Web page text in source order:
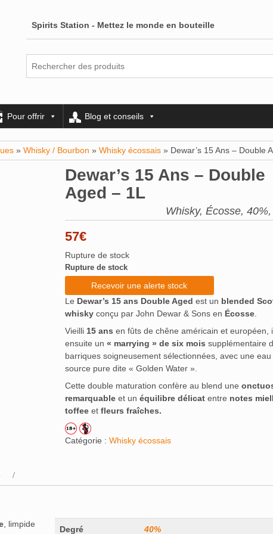
Spirits Station - Mettez le monde en bouteille
Pour offrir Blog et conseils
» Whisky / Bourbon » Whisky écossais » Dewar’s 15 Ans – Double
Dewar’s 15 Ans – Double
Aged – 1L
Whisky, Écosse,
57€
Rupture de stock
Rupture de stock
Recevoir une alerte stock
Le Dewar’s 15 ans Double Aged est un blended
whiskyconçu par John Dewar & Sons en Écosse.
Vieilli 15 ans en fûts de chêne américain et européen,
ensuite un « marrying » de six mois supplémentaire
barriques soigneusement sélectionnées, avec une eau
source pure dite « Golden Water ».
Cette double maturation confère au blend une
remarquableet un équilibre délicatentre notes
toffeeet fleurs fraîches.
Catégorie : Whisky écossais
Degré 40%
, limpide